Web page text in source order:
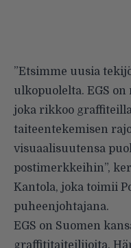
”Etsimme uusia
ulkopuolelta. EGS
joka rikkoo
taiteentekemisen
visuaalisuutensa
postimerkkeihin”,
Kantola, joka toimii
puheenjohtajana.
EGS on Suomen
graffititaiteilijoita.